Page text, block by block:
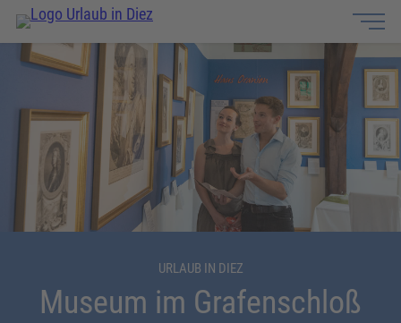
Museum im Grafenschloß
URLAUB IN DIEZ